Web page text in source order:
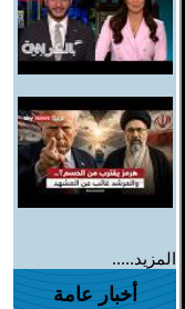
المزيد.....
أخبار عامة